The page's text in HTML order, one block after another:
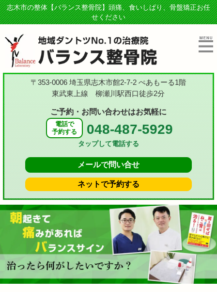
志木市の整体【バランス整骨院】頭痛、食いしばり、骨盤矯正お任
せください
〒353-0006 埼玉県志木市館2-7-2 ぺあもーる1階
東武東上線 柳瀬川駅西口徒歩2分
ご予約・お問い合わせはお気軽に
電話で
予約する
048-487-5929
タップして電話する
メールで問い合せ
ネットで予約する